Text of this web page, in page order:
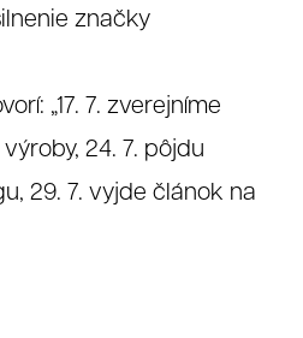
značky
„17. 7. zverejníme
24. 7. pôjdu
29. 7. vyjde článok na